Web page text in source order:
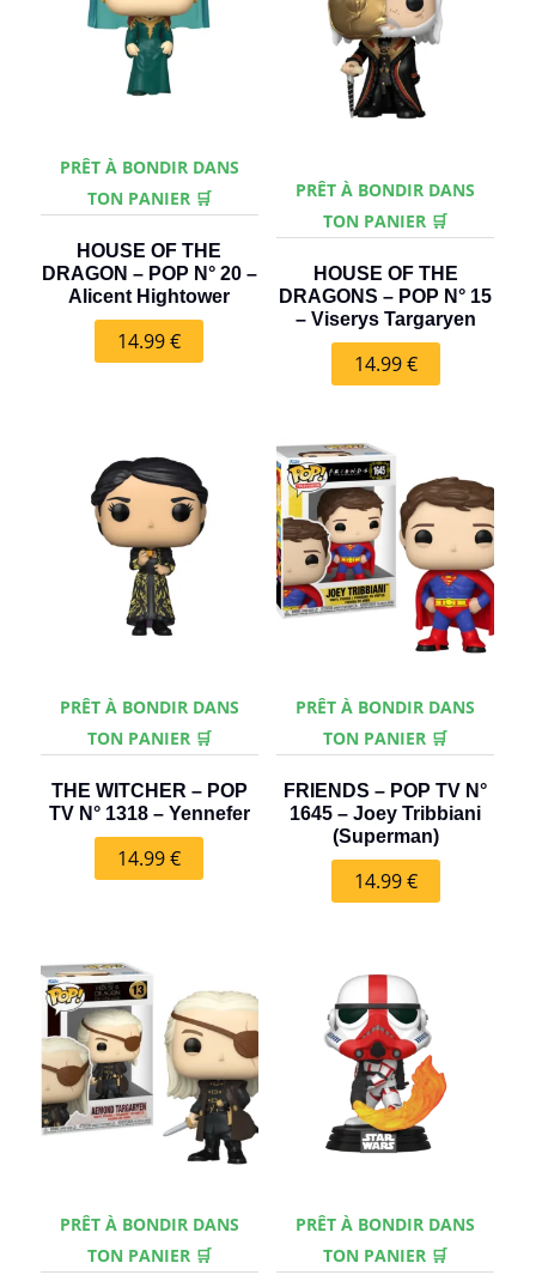
PRÊT À BONDIR DANS
TON PANIER 🛒
HOUSE OF THE
DRAGON – POP N° 20 –
Alicent Hightower
14.99€
PRÊT À BONDIR DANS
TON PANIER 🛒
HOUSE OF THE
DRAGONS – POP N° 15
– Viserys Targaryen
14.99€
PRÊT À BONDIR DANS
TON PANIER 🛒
THE WITCHER – POP
TV N° 1318 – Yennefer
14.99€
PRÊT À BONDIR DANS
TON PANIER 🛒
FRIENDS – POP TV N°
1645 – Joey Tribbiani
(Superman)
14.99€
PRÊT À BONDIR DANS
TON PANIER 🛒
PRÊT À BONDIR DANS
TON PANIER 🛒